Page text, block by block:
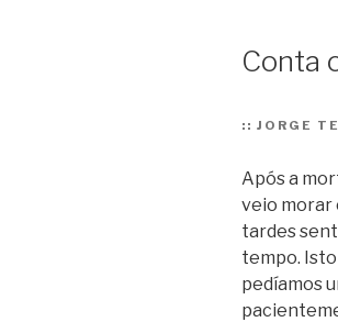
Conta
:: JORGE
Após a
veio morar
tardes
tempo.
pedíamos